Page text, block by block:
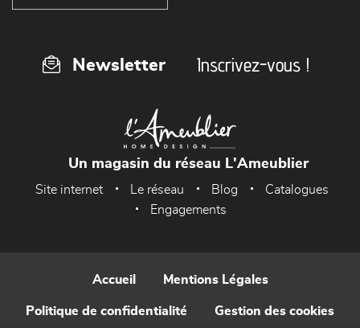
Newsletter Inscrivez-vous !
Un magasin du réseau L'Ameublier
Site internet Le réseau Blog
Catalogues
Engagements
Accueil Mentions Légales
Politique de confidentialité Gestion des cookies